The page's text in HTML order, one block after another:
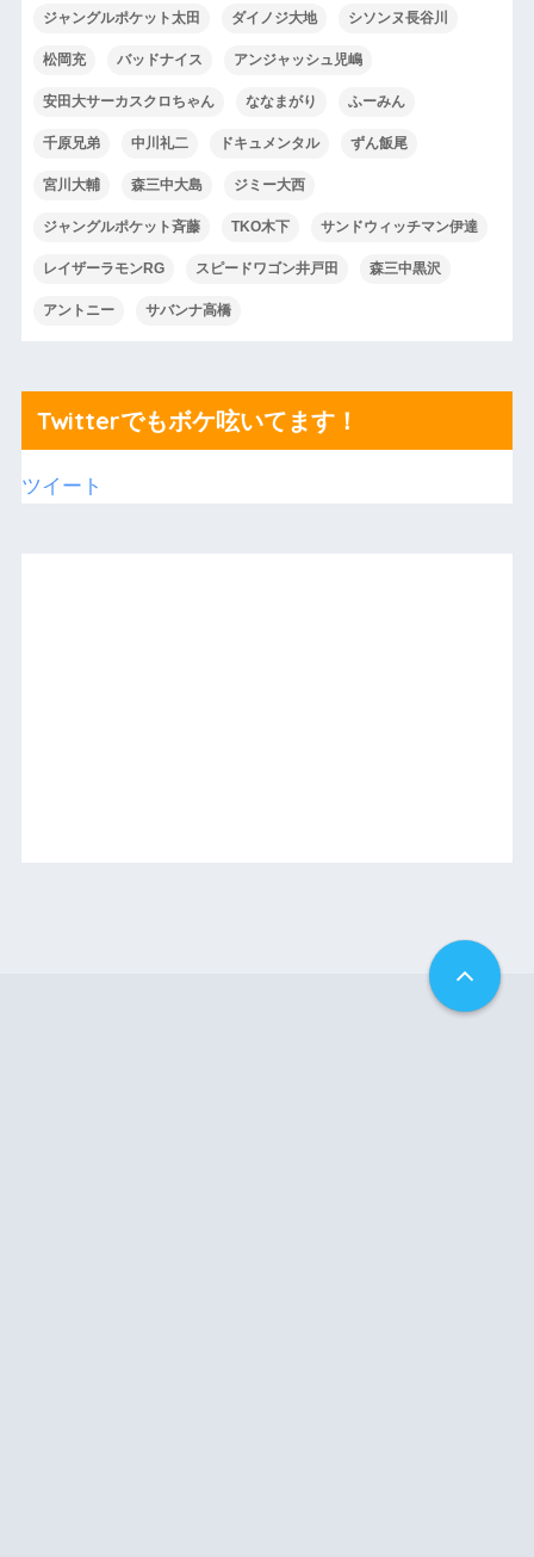
ジャングルポケット太田 ダイノジ大地 シソンヌ長谷川
松岡充 バッドナイス アンジャッシュ児嶋
安田大サーカスクロちゃん ななまがり ふーみん
千原兄弟 中川礼二 ドキュメンタル ずん飯尾
宮川大輔 森三中大島 ジミー大西
ジャングルポケット斉藤 TKO木下 サンドウィッチマン伊達
レイザーラモンRG スピードワゴン井戸田 森三中黒沢
アントニー サバンナ高橋
Twitterでもボケ呟いてます！
ツイート